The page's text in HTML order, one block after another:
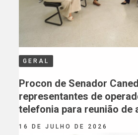
GERAL
Procon de Senador
representantes de
telefonia para reunião de
16 DE JULHO DE 2026